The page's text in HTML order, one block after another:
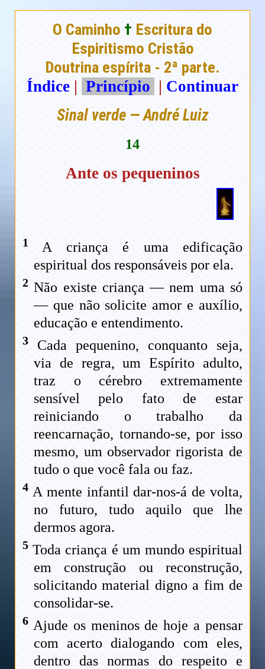
O Caminho † Escritura do
Espiritismo Cristão
Doutrina espírita - 2ª parte.
Índice | Princípio | Continuar
Sinal verde — André Luiz
14
Ante os pequeninos
1
A criança é uma edificação
espiritual dos responsáveis por ela.
2 Não existe criança — nem uma só
— que não solicite amor e auxílio,
educação e entendimento.
3 Cada pequenino, conquanto seja,
via de regra, um Espírito adulto,
traz o cérebro extremamente
sensível pelo fato de estar
reiniciando o trabalho da
reencarnação, tornando-se, por isso
mesmo, um observador rigorista de
tudo o que você fala ou faz.
4 A mente infantil dar-nos-á de volta,
no futuro, tudo aquilo que lhe
dermos agora.
5 Toda criança é um mundo espiritual
em construção ou reconstrução,
solicitando material digno a fim de
consolidar-se.
6 Ajude os meninos de hoje a pensar
com acerto dialogando com eles,
dentro das normas do respeito e